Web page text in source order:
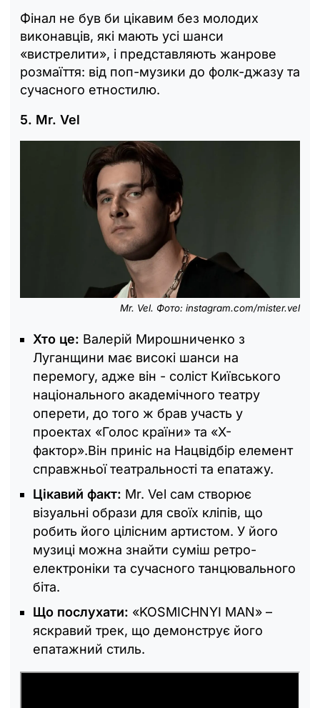
Фінал не був би цікавим без молодих
виконавців, які мають усі шанси
«вистрелити», і представляють жанрове
розмаїття: від поп-музики до фолк-джазу та
сучасного етностилю.
5. Mr. Vel
Mr. Vel. Фото: instagram.com/mister.vel
Хто це: Валерій Мирошниченко з
Луганщини має високі шанси на
перемогу, адже він - соліст Київського
національного академічного театру
оперети, до того ж брав участь у
проектах «Голос країни» та «Х-
фактор».Він приніс на Нацвідбір елемент
справжньої театральності та епатажу.
Цікавий факт: Mr. Vel сам створює
візуальні образи для своїх кліпів, що
робить його цілісним артистом. У його
музиці можна знайти суміш ретро-
електроніки та сучасного танцювального
біта.
Що послухати: «KOSMICHNYI MAN» –
яскравий трек, що демонструє його
епатажний стиль.